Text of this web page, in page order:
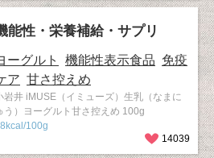
能性・栄養補給・サプリ
ーグルト 機能性表示食品 免疫
ア 甘さ控えめ
岩井 iMUSE（イミューズ）生乳（なまに
う）ヨーグルト甘さ控えめ 100g
100g
14039